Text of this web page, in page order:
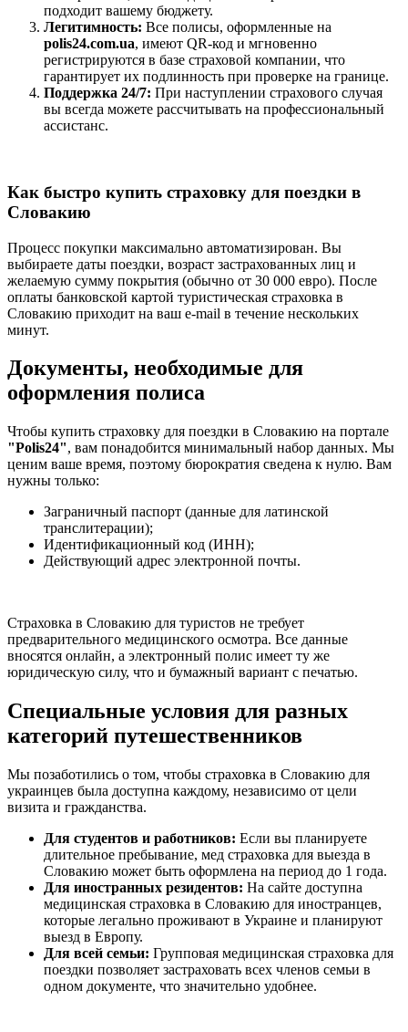
подходит вашему бюджету.
Легитимность: Все полисы, оформленные на
polis24.com.ua, имеют QR-код и мгновенно
регистрируются в базе страховой компании, что
гарантирует их подлинность при проверке на границе.
Поддержка 24/7: При наступлении страхового случая
вы всегда можете рассчитывать на профессиональный
ассистанс.
Как быстро купить страховку для поездки в
Словакию
Процесс покупки максимально автоматизирован. Вы
выбираете даты поездки, возраст застрахованных лиц и
желаемую сумму покрытия (обычно от 30 000 евро). После
оплаты банковской картой туристическая страховка в
Словакию приходит на ваш e-mail в течение нескольких
минут.
Документы, необходимые для
оформления полиса
Чтобы купить страховку для поездки в Словакию на портале
"Polis24", вам понадобится минимальный набор данных. Мы
ценим ваше время, поэтому бюрократия сведена к нулю. Вам
нужны только:
Заграничный паспорт (данные для латинской
транслитерации);
Идентификационный код (ИНН);
Действующий адрес электронной почты.
Страховка в Словакию для туристов не требует
предварительного медицинского осмотра. Все данные
вносятся онлайн, а электронный полис имеет ту же
юридическую силу, что и бумажный вариант с печатью.
Специальные условия для разных
категорий путешественников
Мы позаботились о том, чтобы страховка в Словакию для
украинцев была доступна каждому, независимо от цели
визита и гражданства.
Для студентов и работников: Если вы планируете
длительное пребывание, мед страховка для выезда в
Словакию может быть оформлена на период до 1 года.
Для иностранных резидентов: На сайте доступна
медицинская страховка в Словакию для иностранцев,
которые легально проживают в Украине и планируют
выезд в Европу.
Для всей семьи: Групповая медицинская страховка для
поездки позволяет застраховать всех членов семьи в
одном документе, что значительно удобнее.